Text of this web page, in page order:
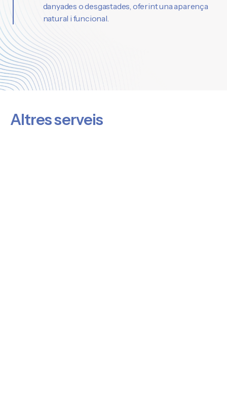
danyades o desgastades, oferint una aparença
natural i funcional.
Altres serveis